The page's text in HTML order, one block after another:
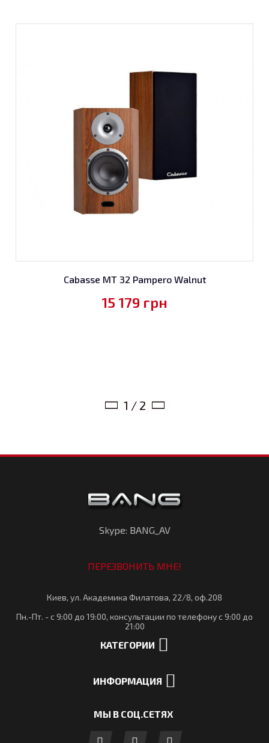
Cabasse MT 32 Pampero Walnut
15 179 грн
1 / 2
Skype: BANG_AV
ПЕРЕЗВОНИТЬ МНЕ!
Киев, ул. Академика Филатова, 22/8, оф.208
Пн.-Пт. - с 9:00 до 19:00, консультации по телефону с 9:00 до
21:00
КАТЕГОРИИ
ИНФОРМАЦИЯ
МЫ В СОЦ.СЕТЯХ